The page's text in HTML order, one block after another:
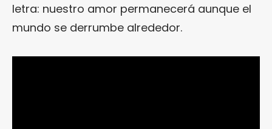
letra: nuestro amor permanecerá aunque el
mundo se derrumbe alrededor.